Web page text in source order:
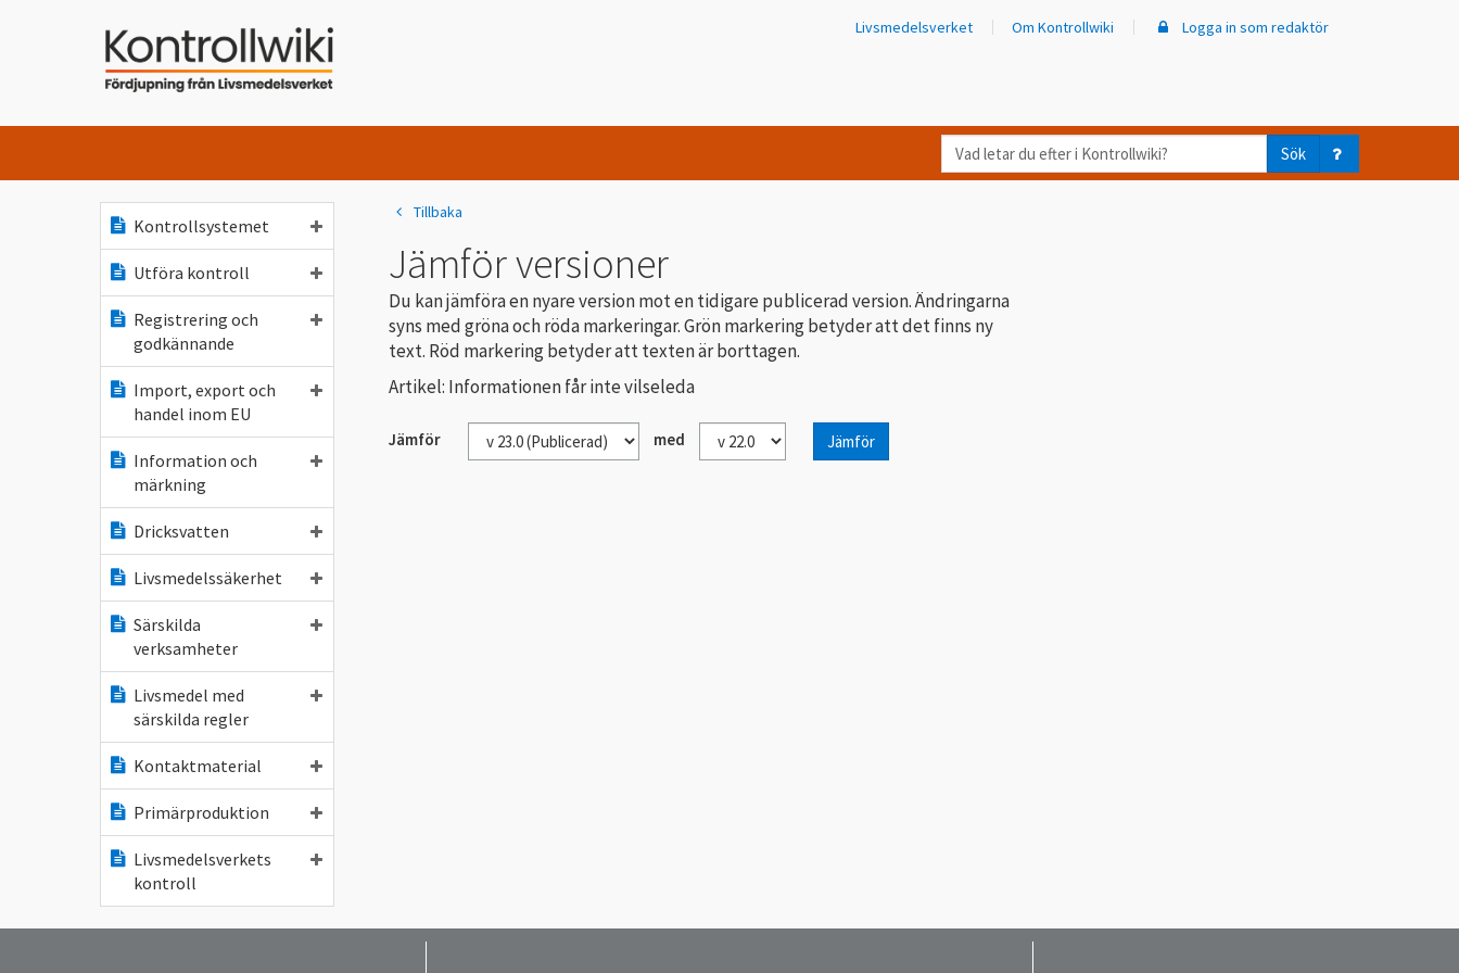
Livsmedelsverket Om Kontrollwiki Logga in som redaktör
Vad
letar
Kontrollwiki?
Sök
Kontrollsystemet
Utföra kontroll
Registrering och
godkännande
Import, export och
handel inom EU
Information och
märkning
Dricksvatten
Livsmedelssäkerhet
Särskilda
verksamheter
Livsmedel med
särskilda regler
Kontaktmaterial
Primärproduktion
Livsmedelsverkets
kontroll
Tillbaka
Jämför versioner
Du kan jämföra en nyare version mot en tidigare publicerad version. Ändringarna
syns med gröna och röda markeringar. Grön markering betyder att det finns ny
text. Röd markering betyder att texten är borttagen.
Artikel: Informationen får inte vilseleda
Jämför med Jämför